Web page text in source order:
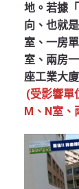
地。若據
向、也就
室、一房
室、兩房
座工業大
(受影響單
M、N室、